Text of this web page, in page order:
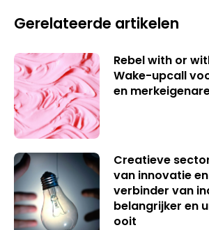
Gerelateerde artikelen
Rebel with or
Wake-upcall
en
Creatieve
van innovatie
verbinder van
belangrijker en
ooit